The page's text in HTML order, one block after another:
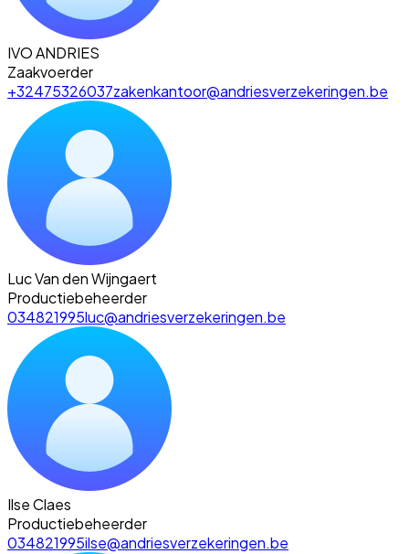
IVO ANDRIES
Zaakvoerder
+32475326037zakenkantoor@andriesverzekeringen.be
Luc Van den Wijngaert
Productiebeheerder
034821995luc@andriesverzekeringen.be
Ilse Claes
Productiebeheerder
034821995ilse@andriesverzekeringen.be